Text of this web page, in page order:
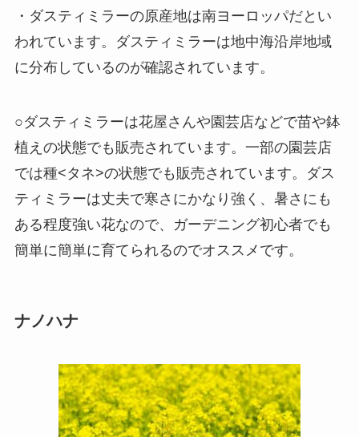
・ダスティミラーの原産地は南ヨーロッパだとい
われています。ダスティミラーは地中海沿岸地域
に分布しているのが確認されています。
○ダスティミラーは花屋さんや園芸店などで苗や鉢
植えの状態でも販売されています。一部の園芸店
では種<タネ>の状態でも販売されています。ダス
ティミラーは丈夫で寒さにかなり強く、暑さにも
ある程度強い花なので、ガーデニング初心者でも
簡単に簡単に育てられるのでオススメです。
ナノハナ